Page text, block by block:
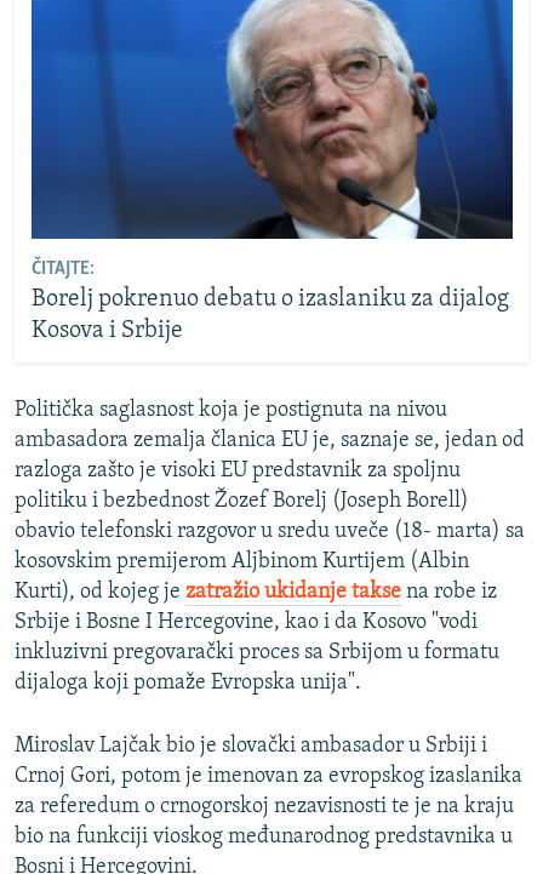
ČITAJTE:
Borelj pokrenuo debatu o izaslaniku za dijalog
Kosova i Srbije
Politička saglasnost koja je postignuta na nivou
ambasadora zemalja članica EU je, saznaje se, jedan od
razloga zašto je visoki EU predstavnik za spoljnu
politiku i bezbednost Žozef Borelj (Joseph Borell)
obavio telefonski razgovor u sredu uveče (18- marta) sa
kosovskim premijerom Aljbinom Kurtijem (Albin
Kurti), od kojeg je zatražio ukidanje takse na robe iz
Srbije i Bosne I Hercegovine, kao i da Kosovo "vodi
inkluzivni pregovarački proces sa Srbijom u formatu
dijaloga koji pomaže Evropska unija".
Miroslav Lajčak bio je slovački ambasador u Srbiji i
Crnoj Gori, potom je imenovan za evropskog izaslanika
za referedum o crnogorskoj nezavisnosti te je na kraju
bio na funkciji vioskog međunarodnog predstavnika u
Bosni i Hercegovini.